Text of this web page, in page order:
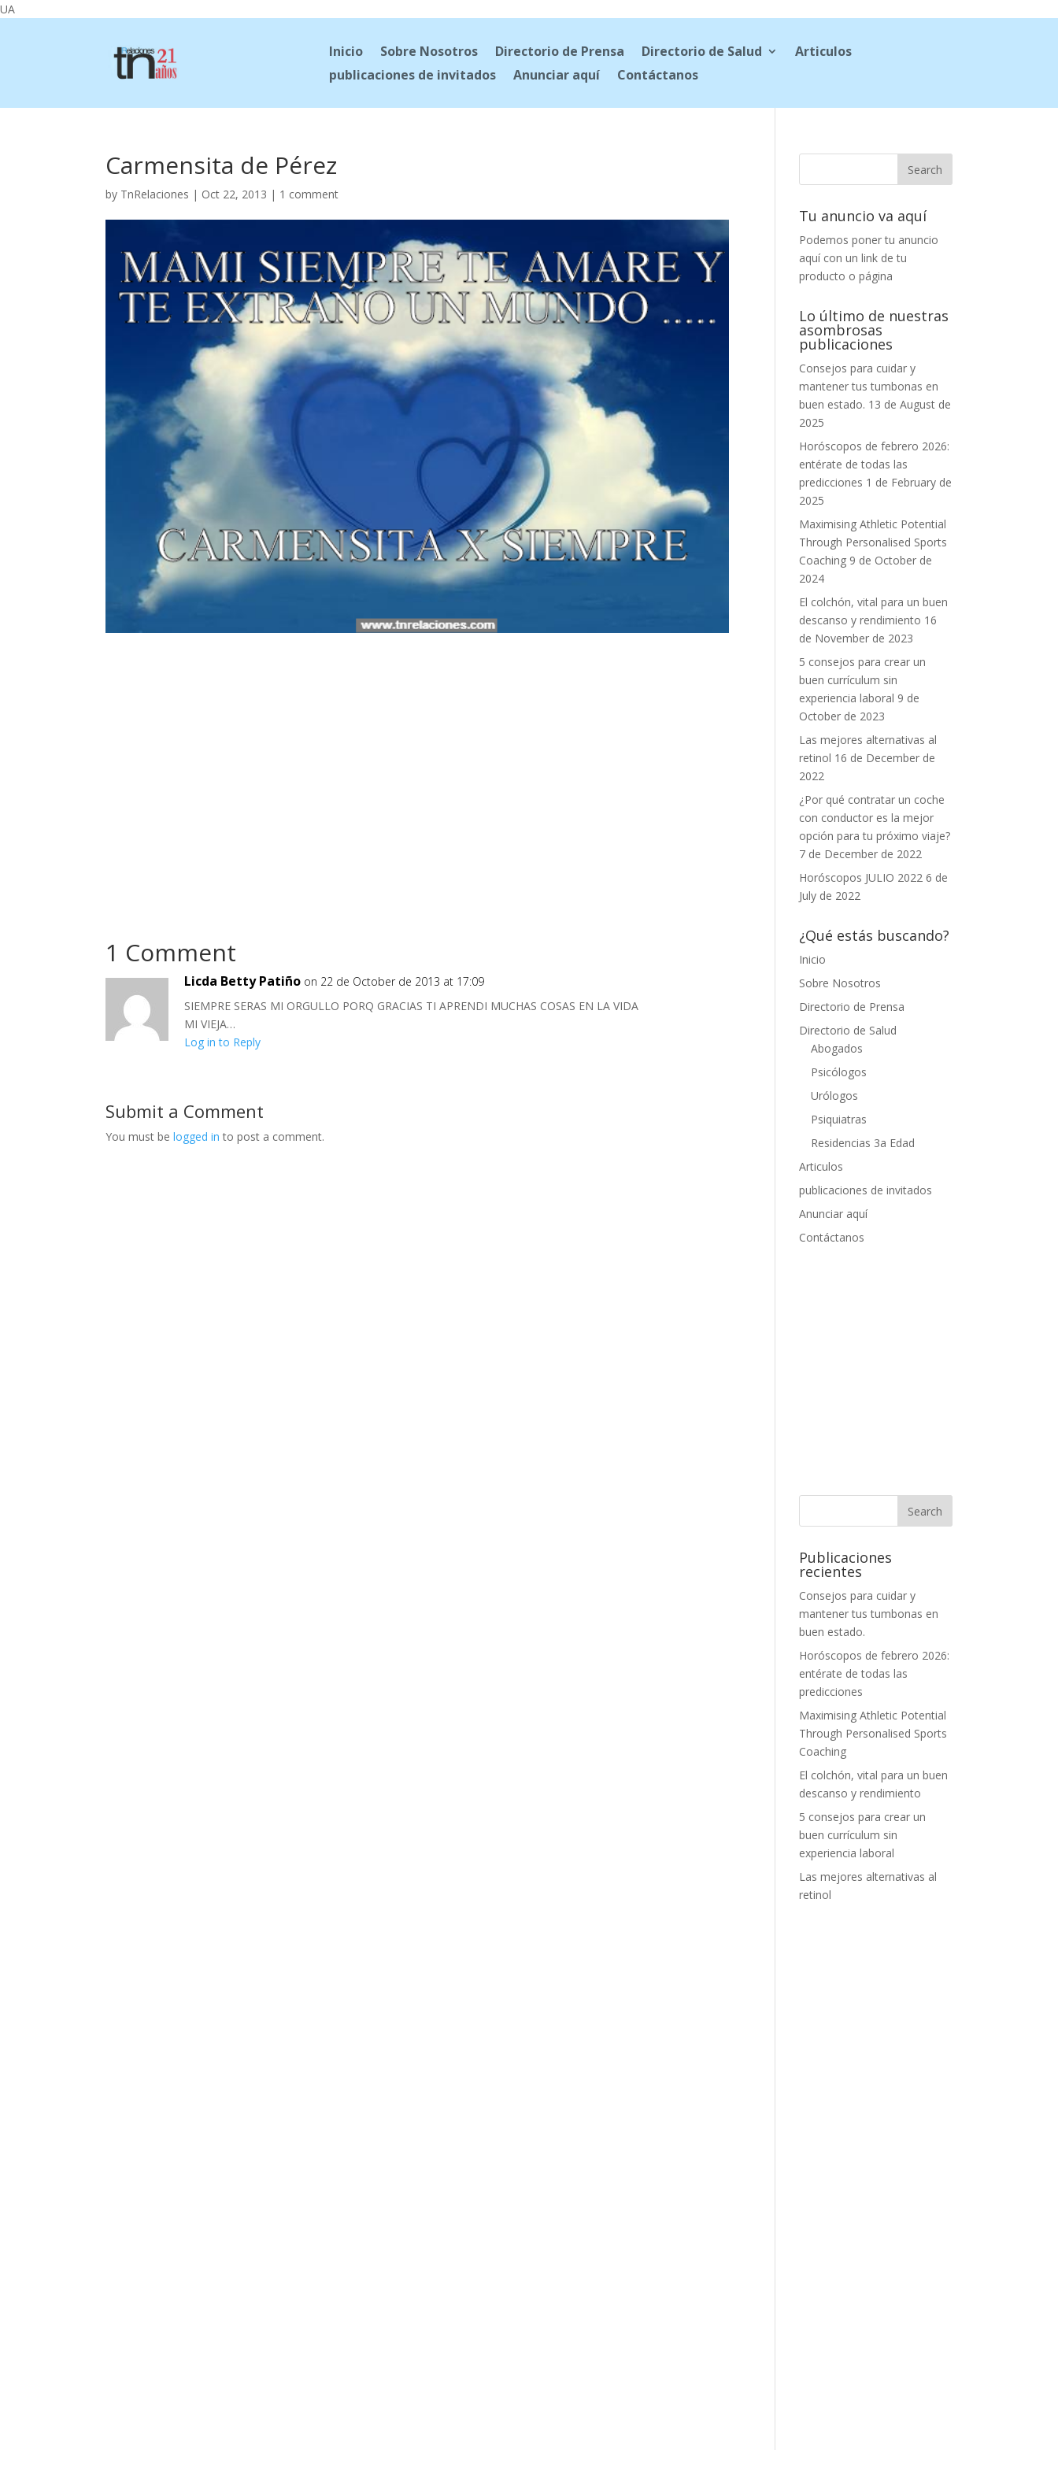
UA
Inicio Sobre Nosotros Directorio de Prensa Directorio de Salud
Articulos
publicaciones de invitados
Anunciar aquí Contáctanos
Carmensita de Pérez
by TnRelaciones | Oct 22, 2013 | 1 comment
1 Comment
Licda Betty Patiño on 22 de October de 2013 at 17:09
SIEMPRE SERAS MI ORGULLO PORQ GRACIAS TI APRENDI MUCHAS COSAS EN LA VIDA
MI VIEJA…
Log in to Reply
Submit a Comment
You must belogged in to post a comment.
Tu anuncio va aquí
Podemos poner tu anuncio
aquí con un link de tu
producto o página
Lo último de nuestras
asombrosas
publicaciones
Consejos para cuidar y
mantener tus tumbonas en
buen estado. 13 de August de
2025
Horóscopos de febrero 2026:
entérate de todas las
predicciones 1 de February de
2025
Maximising Athletic Potential
Through Personalised Sports
Coaching 9 de October de
2024
El colchón, vital para un buen
descanso y rendimiento 16
de November de 2023
5 consejos para crear un
buen currículum sin
experiencia laboral 9 de
October de 2023
Las mejores alternativas al
retinol 16 de December de
2022
¿Por qué contratar un coche
con conductor es la mejor
opción para tu próximo viaje?
7 de December de 2022
Horóscopos JULIO 2022 6 de
July de 2022
¿Qué estás buscando?
Inicio
Sobre Nosotros
Directorio de Prensa
Directorio de Salud
Abogados
Psicólogos
Urólogos
Psiquiatras
Residencias 3a Edad
Articulos
publicaciones de invitados
Anunciar aquí
Contáctanos
Publicaciones
recientes
Consejos para cuidar y
mantener tus tumbonas en
buen estado.
Horóscopos de febrero 2026:
entérate de todas las
predicciones
Maximising Athletic Potential
Through Personalised Sports
Coaching
El colchón, vital para un buen
descanso y rendimiento
5 consejos para crear un
buen currículum sin
experiencia laboral
Las mejores alternativas al
retinol